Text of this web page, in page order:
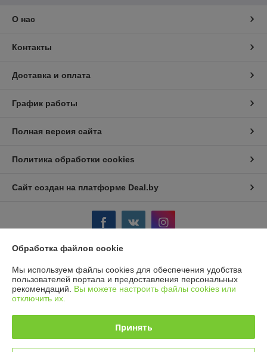
О нас
Контакты
Доставка и оплата
График работы
Полная версия сайта
Политика обработки cookies
Сайт создан на платформе Deal.by
Информация для покупателя
Индивидуальный предприниматель:
ИП Борк Д. В.
Гродненская область, Гродненский р-н., д. Некраши 69А
Обработка файлов cookie
Мы используем файлы cookies для обеспечения удобства
пользователей портала и предоставления персональных
рекомендаций. Вы можете настроить файлы cookies или
отключить их.
Принять